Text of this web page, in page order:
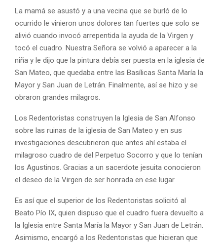
La mamá se asustó y a una vecina que se burló de lo
ocurrido le vinieron unos dolores tan fuertes que solo se
alivió cuando invocó arrepentida la ayuda de la Virgen y
tocó el cuadro. Nuestra Señora se volvió a aparecer a la
niña y le dijo que la pintura debía ser puesta en la iglesia de
San Mateo, que quedaba entre las Basílicas Santa María la
Mayor y San Juan de Letrán. Finalmente, así se hizo y se
obraron grandes milagros.
Los Redentoristas construyen la Iglesia de San Alfonso
sobre las ruinas de la iglesia de San Mateo y en sus
investigaciones descubrieron que antes ahí estaba el
milagroso cuadro de del Perpetuo Socorro y que lo tenían
los Agustinos. Gracias a un sacerdote jesuita conocieron
el deseo de la Virgen de ser honrada en ese lugar.
Es así que el superior de los Redentoristas solicitó al
Beato Pío IX, quien dispuso que el cuadro fuera devuelto a
la Iglesia entre Santa María la Mayor y San Juan de Letrán.
Asimismo, encargó a los Redentoristas que hicieran que